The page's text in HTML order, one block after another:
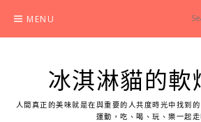
content
MENU
冰淇淋貓的軟
人間真正的美味就是在與重要的人共度時光中找到
運動，吃、喝、玩、樂一起走